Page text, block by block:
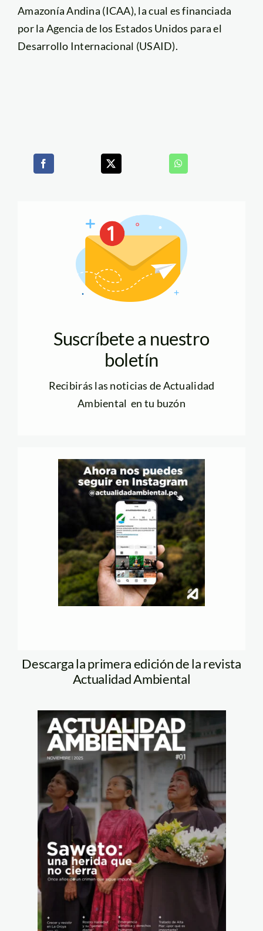
Amazonía Andina (ICAA), la cual es financiada
por la Agencia de los Estados Unidos para el
Desarrollo Internacional (USAID).
Suscríbete a nuestro
boletín
Recibirás las noticias de Actualidad
Ambiental en tu buzón
Descarga la primera edición de la revista
Actualidad Ambiental